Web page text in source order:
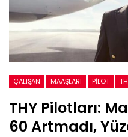
ÇALIŞAN MAAŞLARI PILOT
THY Pilotları:
60 Artmadı,